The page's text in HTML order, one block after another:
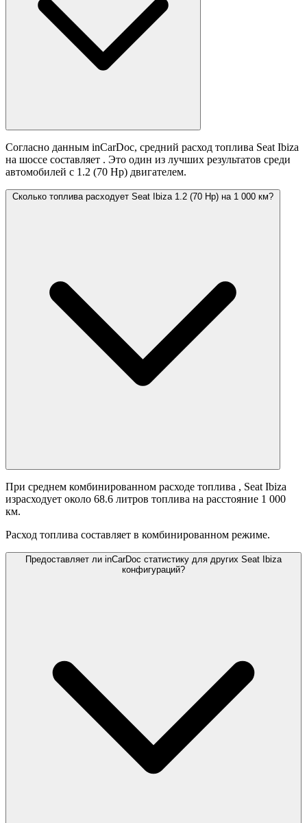
Согласно данным inCarDoc, средний расход топлива Seat Ibiza
на шоссе составляет . Это один из лучших результатов среди
автомобилей с 1.2 (70 Hp) двигателем.
Сколько топлива расходует Seat Ibiza 1.2 (70 Hp) на 1 000 км?
При среднем комбинированном расходе топлива , Seat Ibiza
израсходует около 68.6 литров топлива на расстояние 1 000
км.
Расход топлива составляет в комбинированном режиме.
Предоставляет ли inCarDoc статистику для других Seat Ibiza
конфигураций?